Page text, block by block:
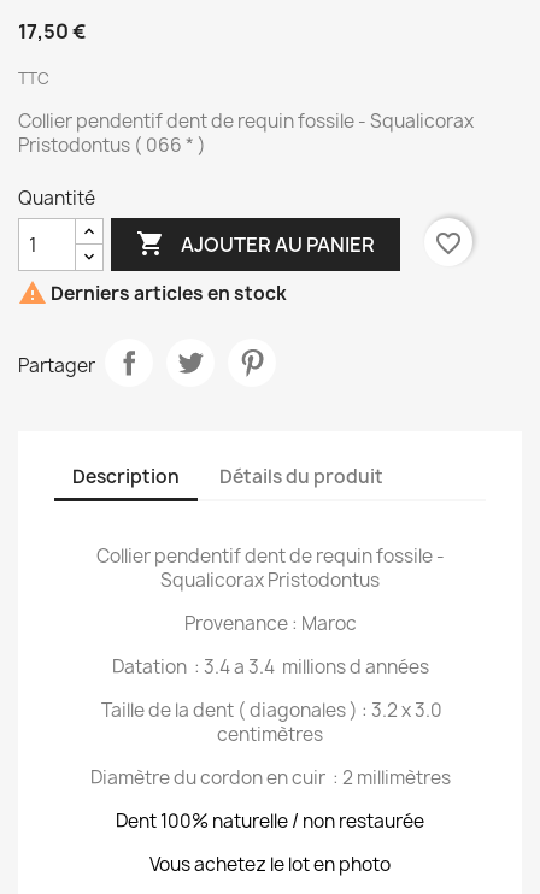
17,50 €
TTC
Collier pendentif dent de requin fossile - Squalicorax
Pristodontus ( 066 * )
Quantité
 AJOUTER AU PANIER
favorite_border
 Derniers articles en stock
Partager
Description Détails du produit
Collier pendentif dent de requin fossile -
Squalicorax Pristodontus
Provenance : Maroc
Datation : 3.4 a 3.4 millions d années
Taille de la dent ( diagonales ) : 3.2 x 3.0
centimètres
Diamètre du cordon en cuir : 2 millimètres
Dent 100% naturelle / non restaurée
Vous achetez le lot en photo